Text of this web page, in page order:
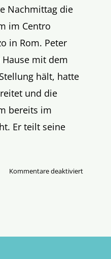
Nachmittag die
im Centro
in Rom. Peter
Hause mit dem
hält, hatte
und die
bereits im
Er teilt seine
Kommentare deaktiviertfür